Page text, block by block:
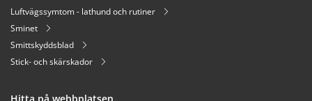
Luftvägssymtom - lathund och rutiner
Sminet
Smittskyddsblad
Stick- och skärskador
Hitta på webbplatsen